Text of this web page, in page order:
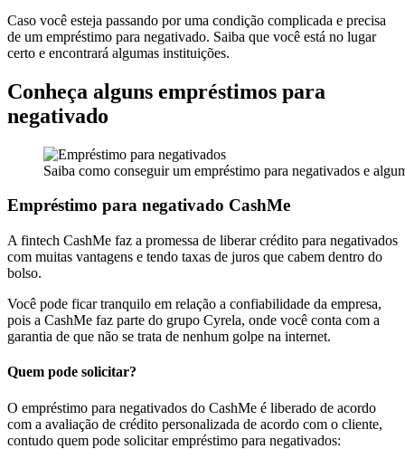
Caso você esteja passando por uma condição complicada e precisa
de um empréstimo para negativado. Saiba que você está no lugar
certo e encontrará algumas instituições.
Conheça alguns empréstimos para
negativado
Saiba como conseguir um empréstimo para negativados e
Empréstimo para negativado CashMe
A fintech CashMe faz a promessa de liberar crédito para negativados
com muitas vantagens e tendo taxas de juros que cabem dentro do
bolso.
Você pode ficar tranquilo em relação a confiabilidade da empresa,
pois a CashMe faz parte do grupo Cyrela, onde você conta com a
garantia de que não se trata de nenhum golpe na internet.
Quem pode solicitar?
O empréstimo para negativados do CashMe é liberado de acordo
com a avaliação de crédito personalizada de acordo com o cliente,
contudo quem pode solicitar empréstimo para negativados: